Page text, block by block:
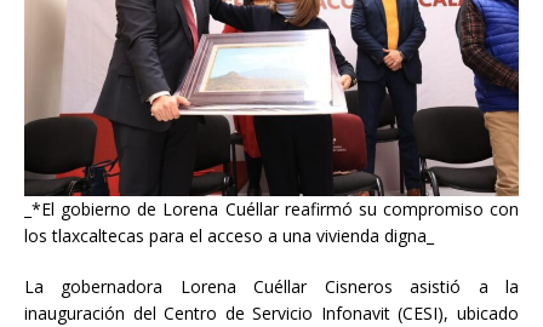
_*El gobierno de Lorena Cuéllar reafirmó su compromiso con
los tlaxcaltecas para el acceso a una vivienda digna_
La gobernadora Lorena Cuéllar Cisneros asistió a la
inauguración del Centro de Servicio Infonavit (CESI), ubicado